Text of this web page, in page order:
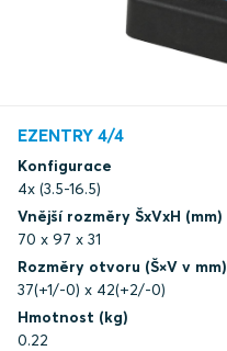
EZENTRY 4/4
Konfigurace
4x (3.5-16.5)
Vnější rozměry ŠxVxH (mm)
70 x 97 x 31
Rozměry otvoru (Š×V v mm)
37(+1/-0) x 42(+2/-0)
Hmotnost (kg)
0.22